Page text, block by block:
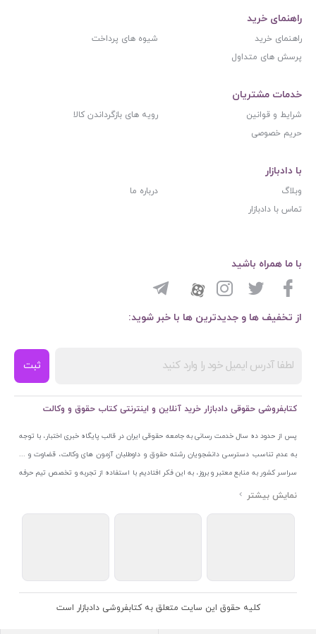
راهنمای خرید
راهنمای خرید
شیوه های پرداخت
پرسش های متداول
خدمات مشتریان
شرایط و قوانین
رویه های بازگرداندن کالا
حریم خصوصی
با دادبازار
وبلاگ
درباره ما
تماس با دادبازار
از تخفیف ها و جدیدترین ها با خبر شوید:
ثبت
با ما همراه باشید
کتابفروشی حقوقی دادبازار خرید آنلاین و اینترنتی کتاب حقوق و وکالت
پس از حدود ده سال خدمت رسانی به جامعه حقوقی ایران در قالب پایگاه خبری اختبار، با توجه
به عدم تناسب دسترسی دانشجویان رشته حقوق و داوطلبان آزمون های وکالت، قضاوت و ...
سراسر کشور به منابع معتبر و بروز، به این فکر افتادیم با استفاده از تجربه و تخصص تیم حرفه
ای اختبار خدمتی جدید به جامعه حقوقی ایران ارائه کنیم. به این منظور با راه اندازی و تجهیز
اتحادیه ناشران و کتابفروشان تهران به منظور ارائه مطمئن ترین خدمات مجموعه بسیار کامل و
کلیه حقوق این سایت متعلق به کتابفروشی دادبازار است